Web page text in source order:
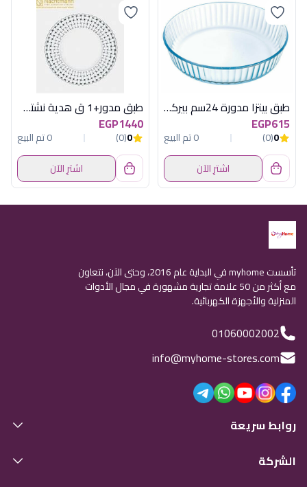
طبق بيتزا مدورة 24سم بيركس
EGP615
0
(0)
0 تم البيع
اشترِ الآن
طبق مدور+1 ق هدية نشتمن
EGP1440
0
(0)
0 تم البيع
اشترِ الآن
تأسست myhome في البداية عام 2016، وحتى الآن، نتعاون
مع أكثر من 50 علامة تجارية مشهورة في مجال الأدوات
المنزلية والأجهزة الكهربائية.
01060002002
info@myhome-stores.com
روابط سريعة
الشركة